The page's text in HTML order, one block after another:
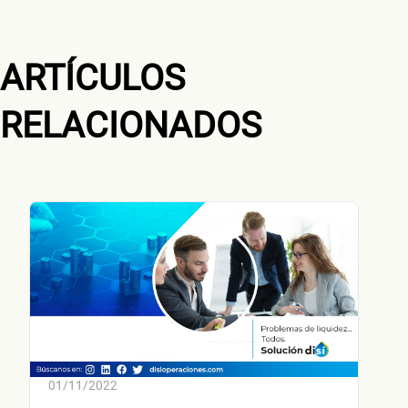
ARTÍCULOS
RELACIONADOS
01/11/2022
negocio
No te preocupes, evaluamos cada caso de forma integral.